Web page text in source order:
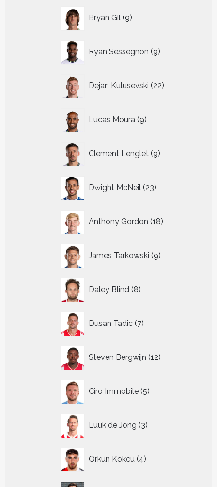
Bryan Gil 9
producten
Ryan Sessegnon 9
producten
Dejan Kulusevski 22
producten
Lucas Moura 9
producten
Clement Lenglet 9
producten
Dwight McNeil 23
producten
Anthony Gordon 18
producten
James Tarkowski 9
producten
Daley Blind 8
producten
Dusan Tadic 7
producten
Steven Bergwijn 12
producten
Ciro Immobile 5
producten
Luuk de Jong 3
producten
Orkun Kokcu 4
producten